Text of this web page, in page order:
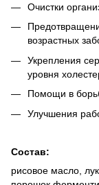
Очистки
возрастных
Укрепления
уровня
Помощи в
Улучшения
Состав:
рисовое масло,